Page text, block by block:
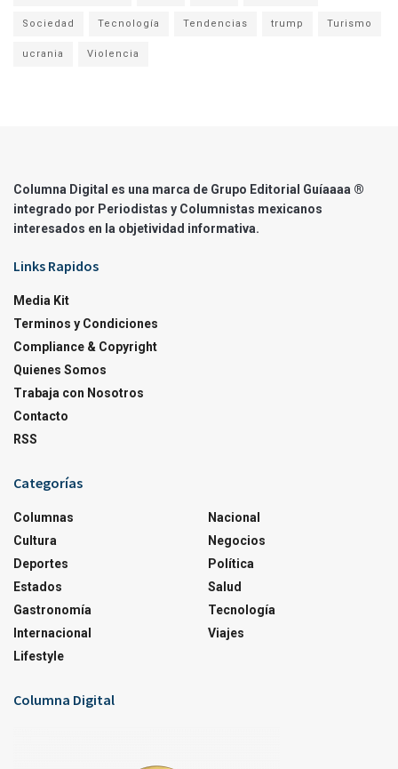
Sociedad Tecnología Tendencias trump Turismo
ucrania Violencia
Columna Digital es una marca de Grupo Editorial Guíaaaa ®
integrado por Periodistas y Columnistas mexicanos
interesados en la objetividad informativa.
Links Rapidos
Media Kit
Terminos y Condiciones
Compliance & Copyright
Quienes Somos
Trabaja con Nosotros
Contacto
RSS
Categorías
Columnas
Cultura
Deportes
Estados
Gastronomía
Internacional
Lifestyle
Nacional
Negocios
Política
Salud
Tecnología
Viajes
Columna Digital